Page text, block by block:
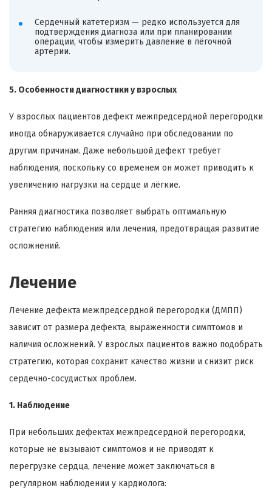
Сердечный катетеризм — редко используется для
подтверждения диагноза или при планировании
операции, чтобы измерить давление в лёгочной
артерии.
5. Особенности диагностики у взрослых
У взрослых пациентов дефект межпредсердной перегородки
иногда обнаруживается случайно при обследовании по
другим причинам. Даже небольшой дефект требует
наблюдения, поскольку со временем он может приводить к
увеличению нагрузки на сердце и лёгкие.
Ранняя диагностика позволяет выбрать оптимальную
стратегию наблюдения или лечения, предотвращая развитие
осложнений.
Лечение
Лечение дефекта межпредсердной перегородки (ДМПП)
зависит от размера дефекта, выраженности симптомов и
наличия осложнений. У взрослых пациентов важно подобрать
стратегию, которая сохранит качество жизни и снизит риск
сердечно-сосудистых проблем.
1. Наблюдение
При небольших дефектах межпредсердной перегородки,
которые не вызывают симптомов и не приводят к
перегрузке сердца, лечение может заключаться в
регулярном наблюдении у кардиолога: